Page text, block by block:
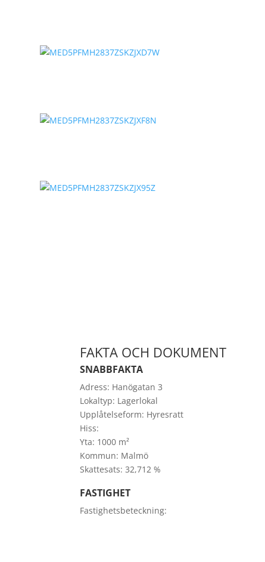
FAKTA OCH DOKUMENT
SNABBFAKTA
Adress: Hanögatan 3
Lokaltyp: Lagerlokal
Upplåtelseform: Hyresratt
Hiss:
Yta: 1000 m²
Kommun: Malmö
Skattesats: 32,712 %
FASTIGHET
Fastighetsbeteckning: